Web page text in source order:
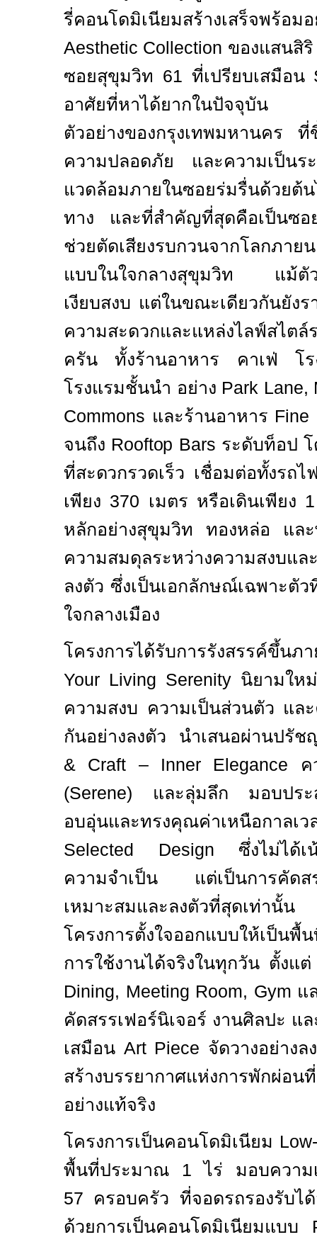
รี่คอนโดมิเนียมสร้างเสร็จ
Aesthetic Collection ของแสนสิ
ซอยสุขุมวิท 61 ที่เปรียบเสมือน
อาศัยที่หาได้ยากในปัจจุบัน
ตัวอย่างของกรุงเทพมหานคร ที่
ความปลอดภัย และความเป็นร
แวดล้อมภายในซอยร่มรื่นด้วยต้
ทาง และที่สำคัญที่สุดคือเป็นซอ
ช่วยตัดเสียงรบกวนจากโลกภาย
แบบในใจกลางสุขุมวิท แม้ตัว
เงียบสงบ แต่ในขณะเดียวกันยัง
ความสะดวกและแหล่งไลฟ์สไตล์
ครัน ทั้งร้านอาหาร คาเฟ่ โร
โรงแรมชั้นนำ อย่าง Park Lane,
Commons และร้านอาหาร
จนถึง Rooftop Bars ระดับท็อป โ
ที่สะดวกรวดเร็ว เชื่อมต่อทั้งรถ
เพียง 370 เมตร หรือเดินเพียง
หลักอย่างสุขุมวิท ทองหล่อ แล
ความสมดุลระหว่างความสงบแล
ลงตัว ซึ่งเป็นเอกลักษณ์เฉพาะตั
ใจกลางเมือง
โครงการได้รับการรังสรรค์ขึ้
Your Living Serenity นิยามให
ความสงบ ความเป็นส่วนตัว และ
กันอย่างลงตัว นำเสนอผ่านปรั
& Craft – Inner Elegance ค
(Serene) และลุ่มลึก มอบประ
อบอุ่นและทรงคุณค่าเหนือกาลเ
Selected Design ซึ่งไม่ได้เ
ความจำเป็น แต่เป็นการคัดสร
เหมาะสมและลงตัวที่สุดเท่
โครงการตั้งใจออกแบบให้เป็นพื้
การใช้งานได้จริงในทุกวัน ตั้งแ
Dining, Meeting Room, Gym แ
คัดสรรเฟอร์นิเจอร์ งานศิลปะ แ
เสมือน Art Piece จัดวางอย่างล
สร้างบรรยากาศแห่งการพักผ่อน
อย่างแท้จริง
โครงการเป็นคอนโดมิเนียม
พื้นที่ประมาณ 1ไร่ มอบความ
57 ครอบครัว ที่จอดรถรองรับไ
ด้วยการเป็นคอนโดมิเนียมแบบ